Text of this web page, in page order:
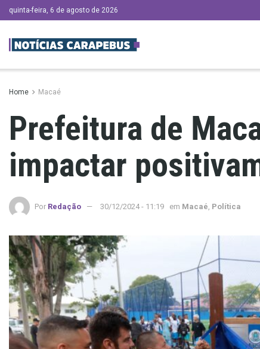
quinta-feira, 6 de agosto de 2026
Home Macaé
Prefeitura de
impactar
Por Redação 30/12/2024 - 11:19 em Macaé, Política